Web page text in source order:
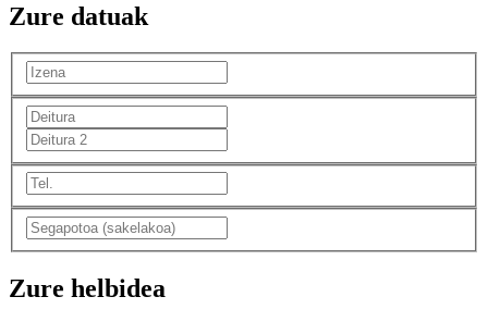
Zure datuak
Zure helbidea